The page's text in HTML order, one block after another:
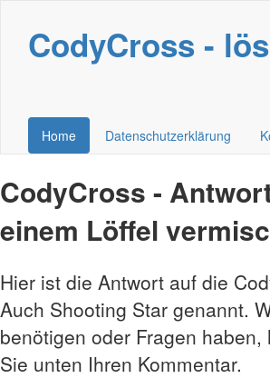
CodyCross -
Home Datenschutzerklärung
CodyCross -
einem Löffel
Hier ist die Antwort auf die
Auch Shooting Star genannt.
benötigen oder Fragen haben,
Sie unten Ihren Kommentar.